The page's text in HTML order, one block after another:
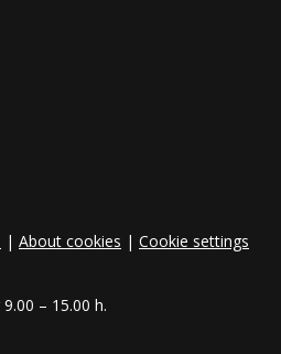
| About cookies | Cookie settings
– 15.00 h.